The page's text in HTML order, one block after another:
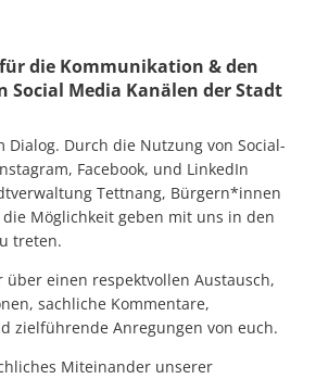
die Kommunikation & den
Social Media Kanälen der Stadt
Dialog. Durch die Nutzung von Social-
Facebook, und LinkedIn
Tettnang, Bürgern*innen
Möglichkeit geben mit uns in den
treten.
einen respektvollen Austausch,
sachliche Kommentare,
zielführende Anregungen von euch.
Miteinander unserer